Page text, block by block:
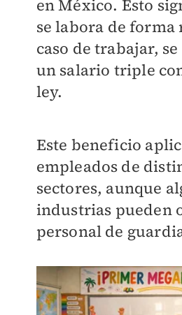
en México. Esto
se labora de forma
caso de trabajar,
un salario triple
ley.
Este beneficio
empleados de
sectores, aunque
industrias pueden
personal de